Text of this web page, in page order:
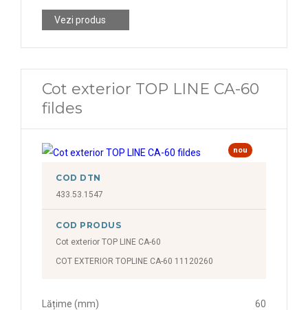
Vezi produs
Cot exterior TOP LINE CA-60
fildes
nou
COD DTN
433.53.1547
COD PRODUS
Cot exterior TOP LINE CA-60
COT EXTERIOR TOPLINE CA-60 11120260
Lățime (mm) 60